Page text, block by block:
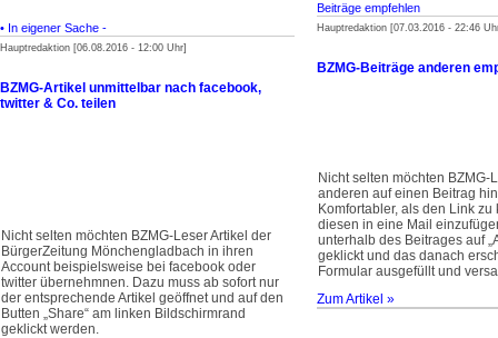
• In eigener Sache -
Hauptredaktion [06.08.2016 - 12:00 Uhr]
BZMG-Artikel unmittelbar nach facebook,
twitter & Co. teilen
Nicht selten möchten BZMG-Leser Artikel der
BürgerZeitung Mönchengladbach in ihren
Account beispielsweise bei facebook oder
twitter übernehmnen. Dazu muss ab sofort nur
der entsprechende Artikel geöffnet und auf den
Butten „Share“ am linken Bildschirmrand
geklickt werden.
Beiträge empfehlen
Hauptredaktion [07.03.2016 - 22:46
BZMG-Beiträge anderen
Nicht selten möchten BZMG-
anderen auf einen Beitrag
Komfortabler, als den Link
diesen in eine Mail
unterhalb des Beitrages auf
geklickt und das danach
Formular ausgefüllt und
Zum Artikel »